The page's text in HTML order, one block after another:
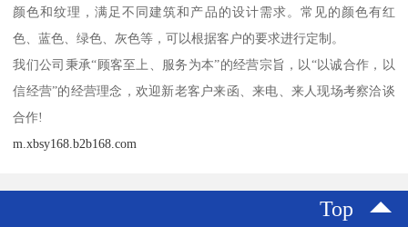
颜色和纹理，满足不同建筑和产品的设计需求。常见的颜色有红
色、蓝色、绿色、灰色等，可以根据客户的要求进行定制。
我们公司秉承“顾客至上、服务为本”的经营宗旨，以“以诚合作，以
信经营”的经营理念，欢迎新老客户来函、来电、来人现场考察洽谈
合作!
m.xbsy168.b2b168.com
Top